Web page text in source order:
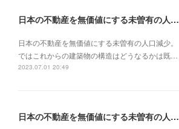
日本の不動産を無価値にする未曽有の人口減少。ではこれからの建築物の構造はどうなるかは既に解説した。今はその内部の内容。その1
日本の不動産を無価値にする未曽有の人口減少。
ではこれからの建築物の構造はどうなるかは既…
2023.07.01 20:49
日本の不動産を無価値にする未曽有の人口減少。ではこれからの建築物はどうなるか。